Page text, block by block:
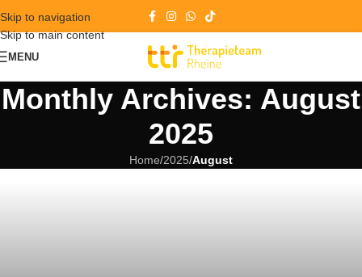
Skip to navigation
Skip to main content
MENU
Monthly Archives: August
2025
Home/2025/August